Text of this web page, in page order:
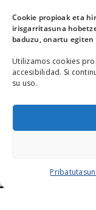
Cookie propioak eta
irisgarritasuna
baduzu, onartu
Utilizamos cookies
accesibilidad. Si
su uso.